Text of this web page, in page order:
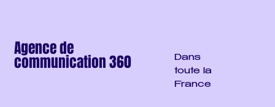
Agence de
communication 360
Dans
toute la
France